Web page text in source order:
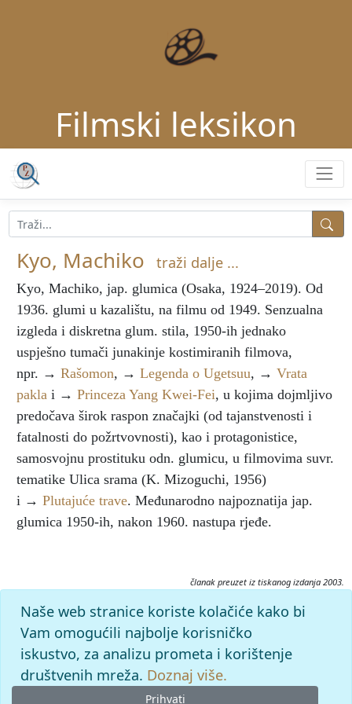
Filmski leksikon
Kyo, Machiko traži dalje ...
Kyo, Machiko, jap. glumica (Osaka, 1924–2019). Od
1936. glumi u kazalištu, na filmu od 1949. Senzualna
izgleda i diskretna glum. stila, 1950-ih jednako
uspješno tumači junakinje kostimiranih filmova,
npr. → Rašomon, → Legenda o Ugetsuu, → Vrata
pakla i → Princeza Yang Kwei-Fei, u kojima dojmljivo
predočava širok raspon značajki (od tajanstvenosti i
fatalnosti do požrtvovnosti), kao i protagonistice,
samosvojnu prostituku odn. glumicu, u filmovima suvr.
tematike Ulica srama (K. Mizoguchi, 1956)
i → Plutajuće trave. Međunarodno najpoznatija jap.
glumica 1950-ih, nakon 1960. nastupa rjeđe.
članak preuzet iz tiskanog izdanja 2003.
Citiranje:
Kyo, Machiko.
Filmski leksikon (2003), mrežno izdanje.
Leksikografski zavod Miroslav Krleža, 2026. Pristupljeno
10.8.2026. <https://film.lzmk.hr/clanak/kyo-machiko>.
Naše web stranice koriste kolačiće kako bi
Vam omogućili najbolje korisničko
iskustvo, za analizu prometa i korištenje
društvenih mreža. Doznaj više.
Prihvati